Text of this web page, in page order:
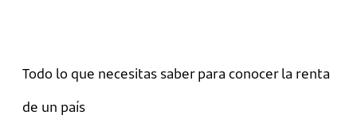
Todo lo que necesitas saber para conocer la renta
de un país